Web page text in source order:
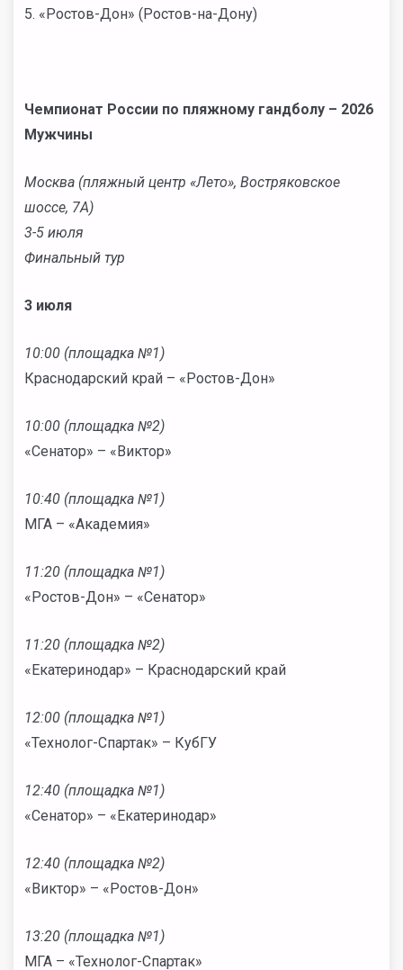
5. «Ростов-Дон» (Ростов-на-Дону)
Чемпионат России по пляжному гандболу – 2026
Мужчины
Москва (пляжный центр «Лето», Востряковское
шоссе, 7А)
3-5 июля
Финальный тур
3 июля
10:00 (площадка №1)
Краснодарский край – «Ростов-Дон»
10:00 (площадка №2)
«Сенатор» – «Виктор»
10:40 (площадка №1)
МГА – «Академия»
11:20 (площадка №1)
«Ростов-Дон» – «Сенатор»
11:20 (площадка №2)
«Екатеринодар» – Краснодарский край
12:00 (площадка №1)
«Технолог-Спартак» – КубГУ
12:40 (площадка №1)
«Сенатор» – «Екатеринодар»
12:40 (площадка №2)
«Виктор» – «Ростов-Дон»
13:20 (площадка №1)
МГА – «Технолог-Спартак»